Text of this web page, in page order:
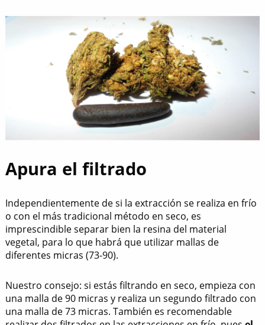
Apura el filtrado
Independientemente de si la extracción se realiza en frío
o con el más tradicional método en seco, es
imprescindible separar bien la resina del material
vegetal, para lo que habrá que utilizar mallas de
diferentes micras (73-90).
Nuestro consejo: si estás filtrando en seco, empieza con
una malla de 90 micras y realiza un segundo filtrado con
una malla de 73 micras. También es recomendable